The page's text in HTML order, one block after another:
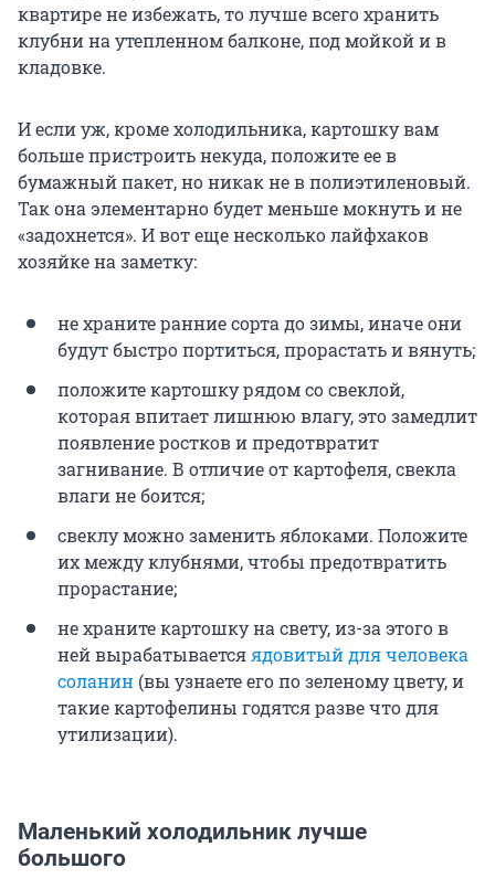
квартире не избежать, то лучше всего хранить
клубни на утепленном балконе, под мойкой и в
кладовке.
И если уж, кроме холодильника, картошку вам
больше пристроить некуда, положите ее в
бумажный пакет, но никак не в полиэтиленовый.
Так она элементарно будет меньше мокнуть и не
«задохнется». И вот еще несколько лайфхаков
хозяйке на заметку:
не храните ранние сорта до зимы, иначе они
будут быстро портиться, прорастать и вянуть;
положите картошку рядом со свеклой,
которая впитает лишнюю влагу, это замедлит
появление ростков и предотвратит
загнивание. В отличие от картофеля, свекла
влаги не боится;
свеклу можно заменить яблоками. Положите
их между клубнями, чтобы предотвратить
прорастание;
не храните картошку на свету, из-за этого в
ней вырабатывается ядовитый для человека
соланин (вы узнаете его по зеленому цвету, и
такие картофелины годятся разве что для
утилизации).
Маленький холодильник лучше
большого